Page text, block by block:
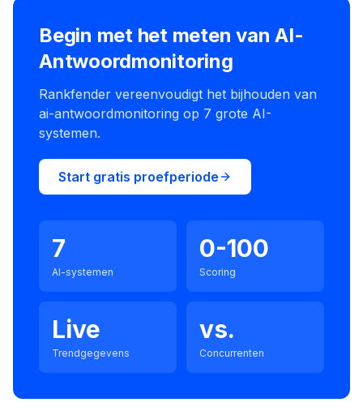
Begin met het meten van AI-
Antwoordmonitoring
Rankfender vereenvoudigt het bijhouden van
ai-antwoordmonitoring op 7 grote AI-
systemen.
Start gratis proefperiode
7
AI-systemen
0-100
Scoring
Live
Trendgegevens
vs.
Concurrenten